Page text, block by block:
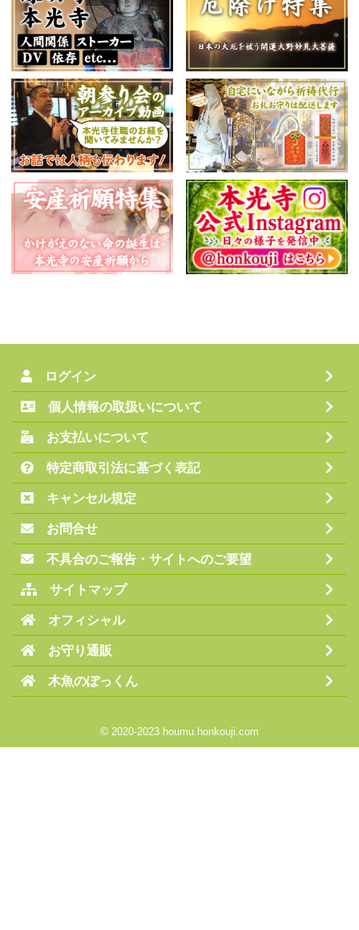
ログイン
個人情報の取扱いについて
お支払いについて
特定商取引法に基づく表記
キャンセル規定
お問合せ
不具合のご報告・サイトへのご要望
サイトマップ
オフィシャル
お守り通販
木魚のぽっくん
© 2020-2023 houmu.honkouji.com